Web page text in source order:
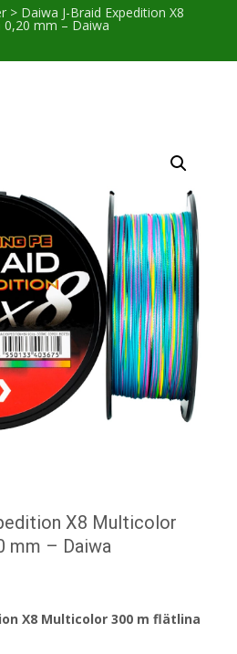
> Daiwa J-Braid Expedition X8
mm – Daiwa
X8 Multicolor
mm – Daiwa
X8 Multicolor 300 m flätlina